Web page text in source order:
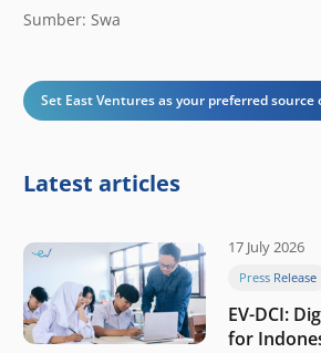
Sumber: Swa
Set East Ventures as your preferred source
Latest articles
17 July 2026
Press Release
EV-DCI:
for